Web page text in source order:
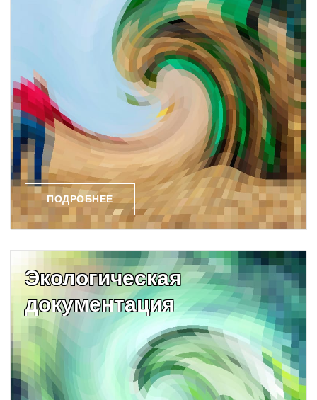
ПОДРОБНЕЕ
Экологическая
документация